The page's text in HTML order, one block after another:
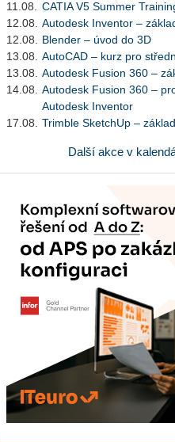
11.08.
CATIA V5 Summer
12.08.
Autodesk Inventor –
12.08.
Blender – úvod do 3D
13.08.
AutoCAD – kurz pro
13.08.
Autodesk Fusion 360 –
14.08.
Autodesk Fusion 360 –
Autodesk Inventor
17.08.
Trimble SketchUp –
Další akce v